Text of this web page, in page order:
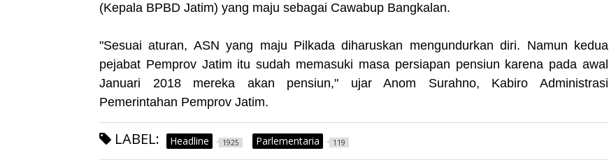
(Kepala BPBD Jatim) yang maju sebagai Cawabup Bangkalan.
"Sesuai aturan, ASN yang maju Pilkada diharuskan mengundurkan diri. Namun kedua
pejabat Pemprov Jatim itu sudah memasuki masa persiapan pensiun karena pada awal
Januari 2018 mereka akan pensiun," ujar Anom Surahno, Kabiro Administrasi
Pemerintahan Pemprov Jatim.
LABEL: Headline 1925 Parlementaria 119